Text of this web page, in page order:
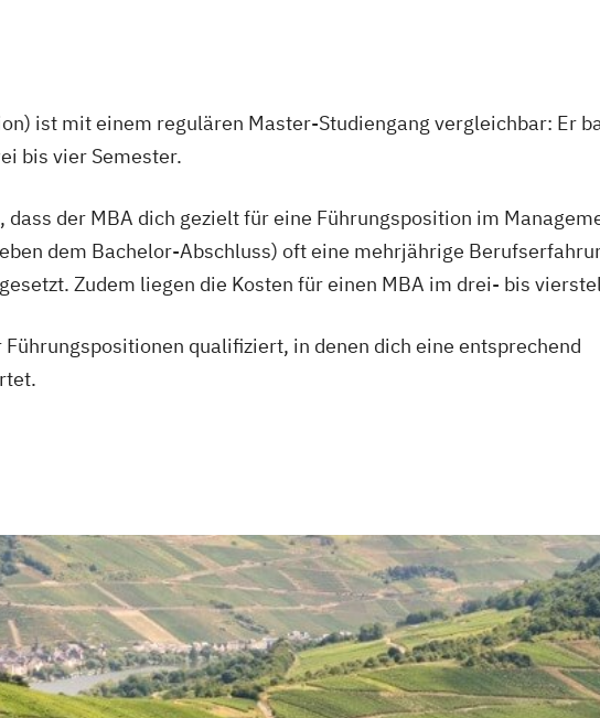
ist mit einem regulären Master-Studiengang vergleichbar: Er
bis vier Semester.
der MBA dich gezielt für eine Führungsposition im
dem Bachelor-Abschluss) oft eine mehrjährige
Zudem liegen die Kosten für einen MBA im drei- bis
qualifiziert, in denen dich eine entsprechend